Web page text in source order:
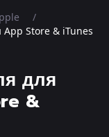
Store & iTunes
для
&